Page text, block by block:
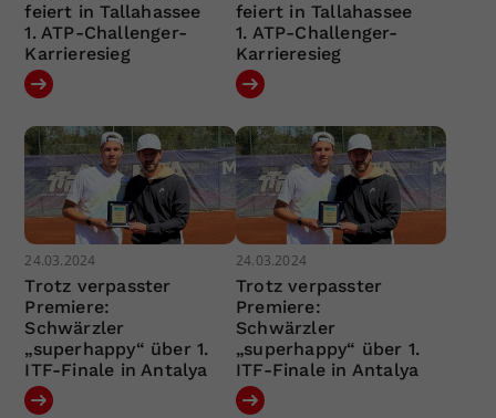
feiert in Tallahassee
1. ATP-Challenger-
Karrieresieg
feiert in Tallahassee
1. ATP-Challenger-
Karrieresieg
24.03.2024
Trotz verpasster
Premiere:
Schwärzler
„superhappy“ über 1.
ITF-Finale in Antalya
24.03.2024
Trotz verpasster
Premiere:
Schwärzler
„superhappy“ über 1.
ITF-Finale in Antalya